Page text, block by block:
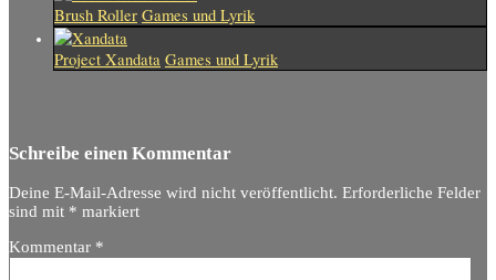
Brush Roller Games und Lyrik
Project Xandata Games und Lyrik
Schreibe einen Kommentar
Deine E-Mail-Adresse wird nicht veröffentlicht. Erforderliche Felder
sind mit * markiert
Kommentar *